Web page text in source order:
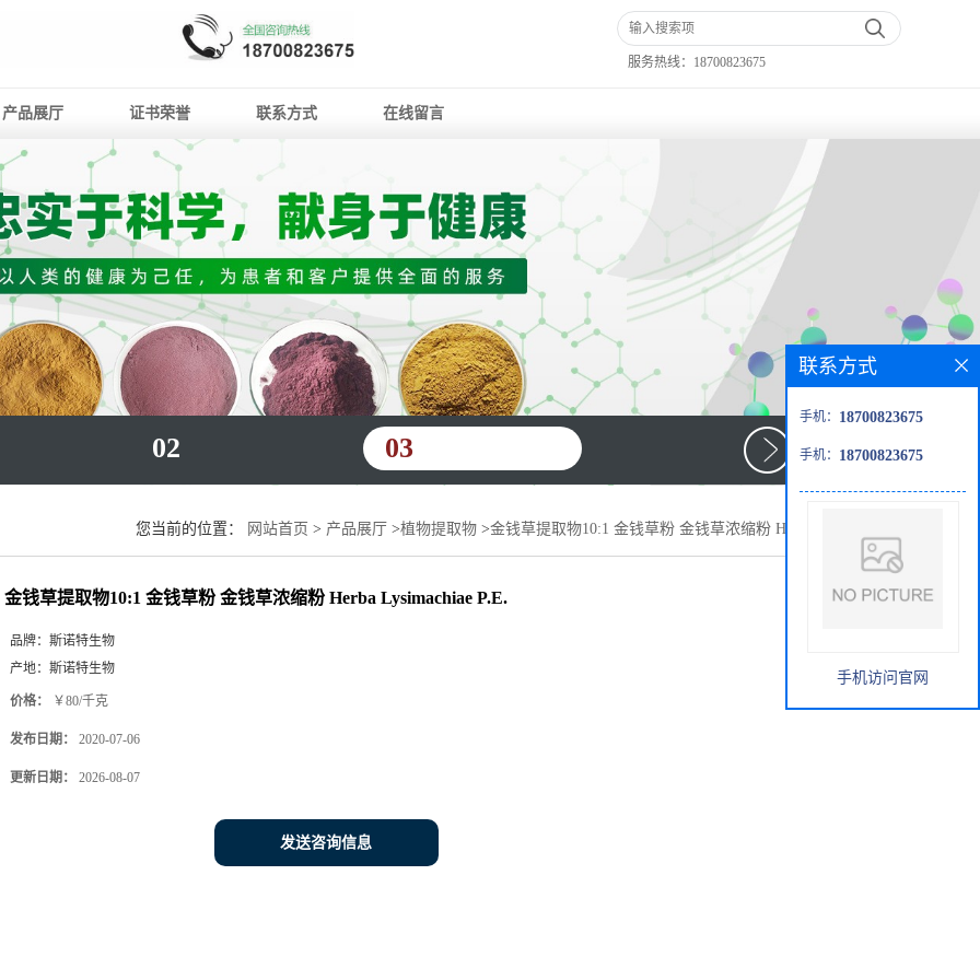
服务热线： 18700823675
产品展厅 证书荣誉 联系方式 在线留言
02 03
您当前的位置： 网站首页 > 产品展厅 >植物提取物 >金钱草提取物10:1 金钱草粉 金钱草浓缩粉 Herba Lysimachiae
金钱草提取物10:1 金钱草粉 金钱草浓缩粉 Herba Lysimachiae P.E.
品牌： 斯诺特生物
产地： 斯诺特生物
价格： ￥80/千克
发布日期： 2020-07-06
更新日期： 2026-08-07
发送咨询信息
联系方式
手机： 18700823675
手机： 18700823675
手机访问官网